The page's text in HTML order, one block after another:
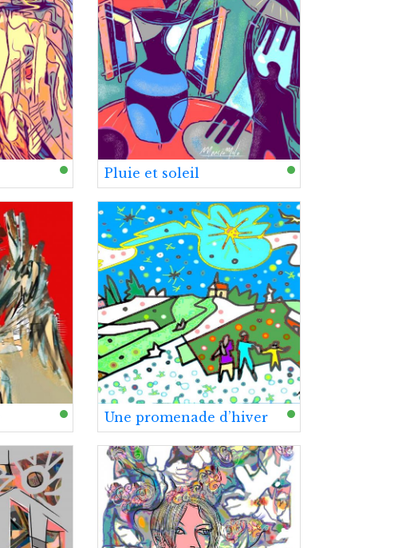
Pluie et soleil
Une promenade d’hiver